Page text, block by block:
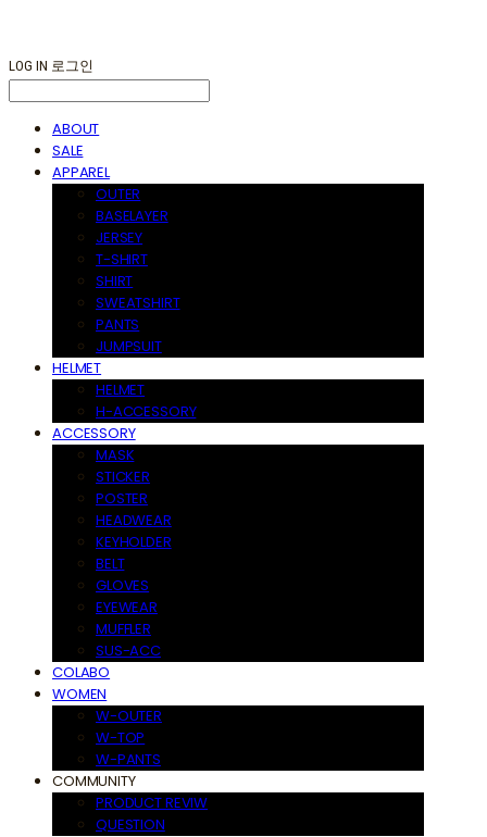
LOG IN 로그인
ABOUT
SALE
APPAREL
OUTER
BASELAYER
JERSEY
T-SHIRT
SHIRT
SWEATSHIRT
PANTS
JUMPSUIT
HELMET
HELMET
H-ACCESSORY
ACCESSORY
MASK
STICKER
POSTER
HEADWEAR
KEYHOLDER
BELT
GLOVES
EYEWEAR
MUFFLER
SUS-ACC
COLABO
WOMEN
W-OUTER
W-TOP
W-PANTS
COMMUNITY
PRODUCT REVIW
QUESTION